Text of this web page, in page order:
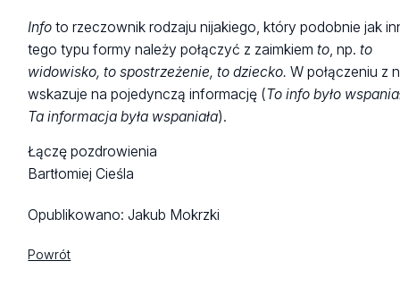
Info to rzeczownik rodzaju nijakiego, który podobnie jak
tego typu formy należy połączyć z zaimkiemto , np.to
widowisko, to spostrzeżenie, to dziecko.W połączeniu z
wskazuje na pojedynczą informację (To info było
Ta informacja była wspaniała).
Łączę pozdrowienia
Bartłomiej Cieśla
Opublikowano:Jakub Mokrzki
Powrót